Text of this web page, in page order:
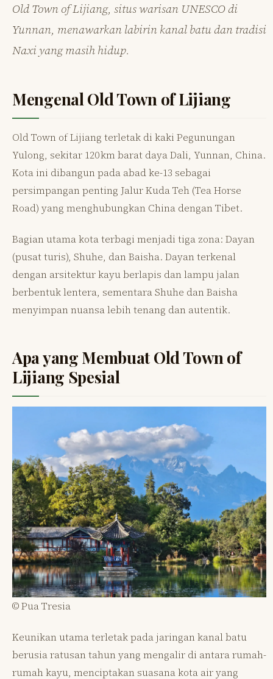
Old Town of Lijiang, situs warisan UNESCO di
Yunnan, menawarkan labirin kanal batu dan tradisi
Naxi yang masih hidup.
Mengenal Old Town of Lijiang
Old Town of Lijiang terletak di kaki Pegunungan
Yulong, sekitar 120 km barat daya Dali, Yunnan, China.
Kota ini dibangun pada abad ke-13 sebagai
persimpangan penting Jalur Kuda Teh (Tea Horse
Road) yang menghubungkan China dengan Tibet.
Bagian utama kota terbagi menjadi tiga zona: Dayan
(pusat turis), Shuhe, dan Baisha. Dayan terkenal
dengan arsitektur kayu berlapis dan lampu jalan
berbentuk lentera, sementara Shuhe dan Baisha
menyimpan nuansa lebih tenang dan autentik.
Apa yang Membuat Old Town of
Lijiang Spesial
© Pua Tresia
Keunikan utama terletak pada jaringan kanal batu
berusia ratusan tahun yang mengalir di antara rumah-
rumah kayu, menciptakan suasana kota air yang